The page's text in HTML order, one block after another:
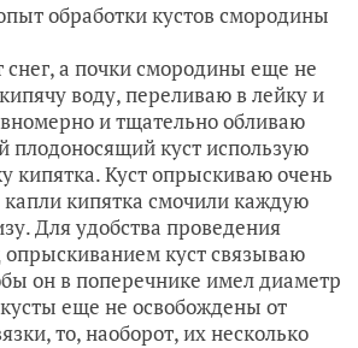
обработки кустов смородины
снег, а почки смородины еще не
воду, переливаю в лейку и
и тщательно обливаю
плодоносящий куст использую
кипятка. Куст опрыскиваю очень
кипятка смочили каждую
Для удобства проведения
куст связываю
он в поперечнике имел диаметр
еще не освобождены от
то, наоборот, их несколько